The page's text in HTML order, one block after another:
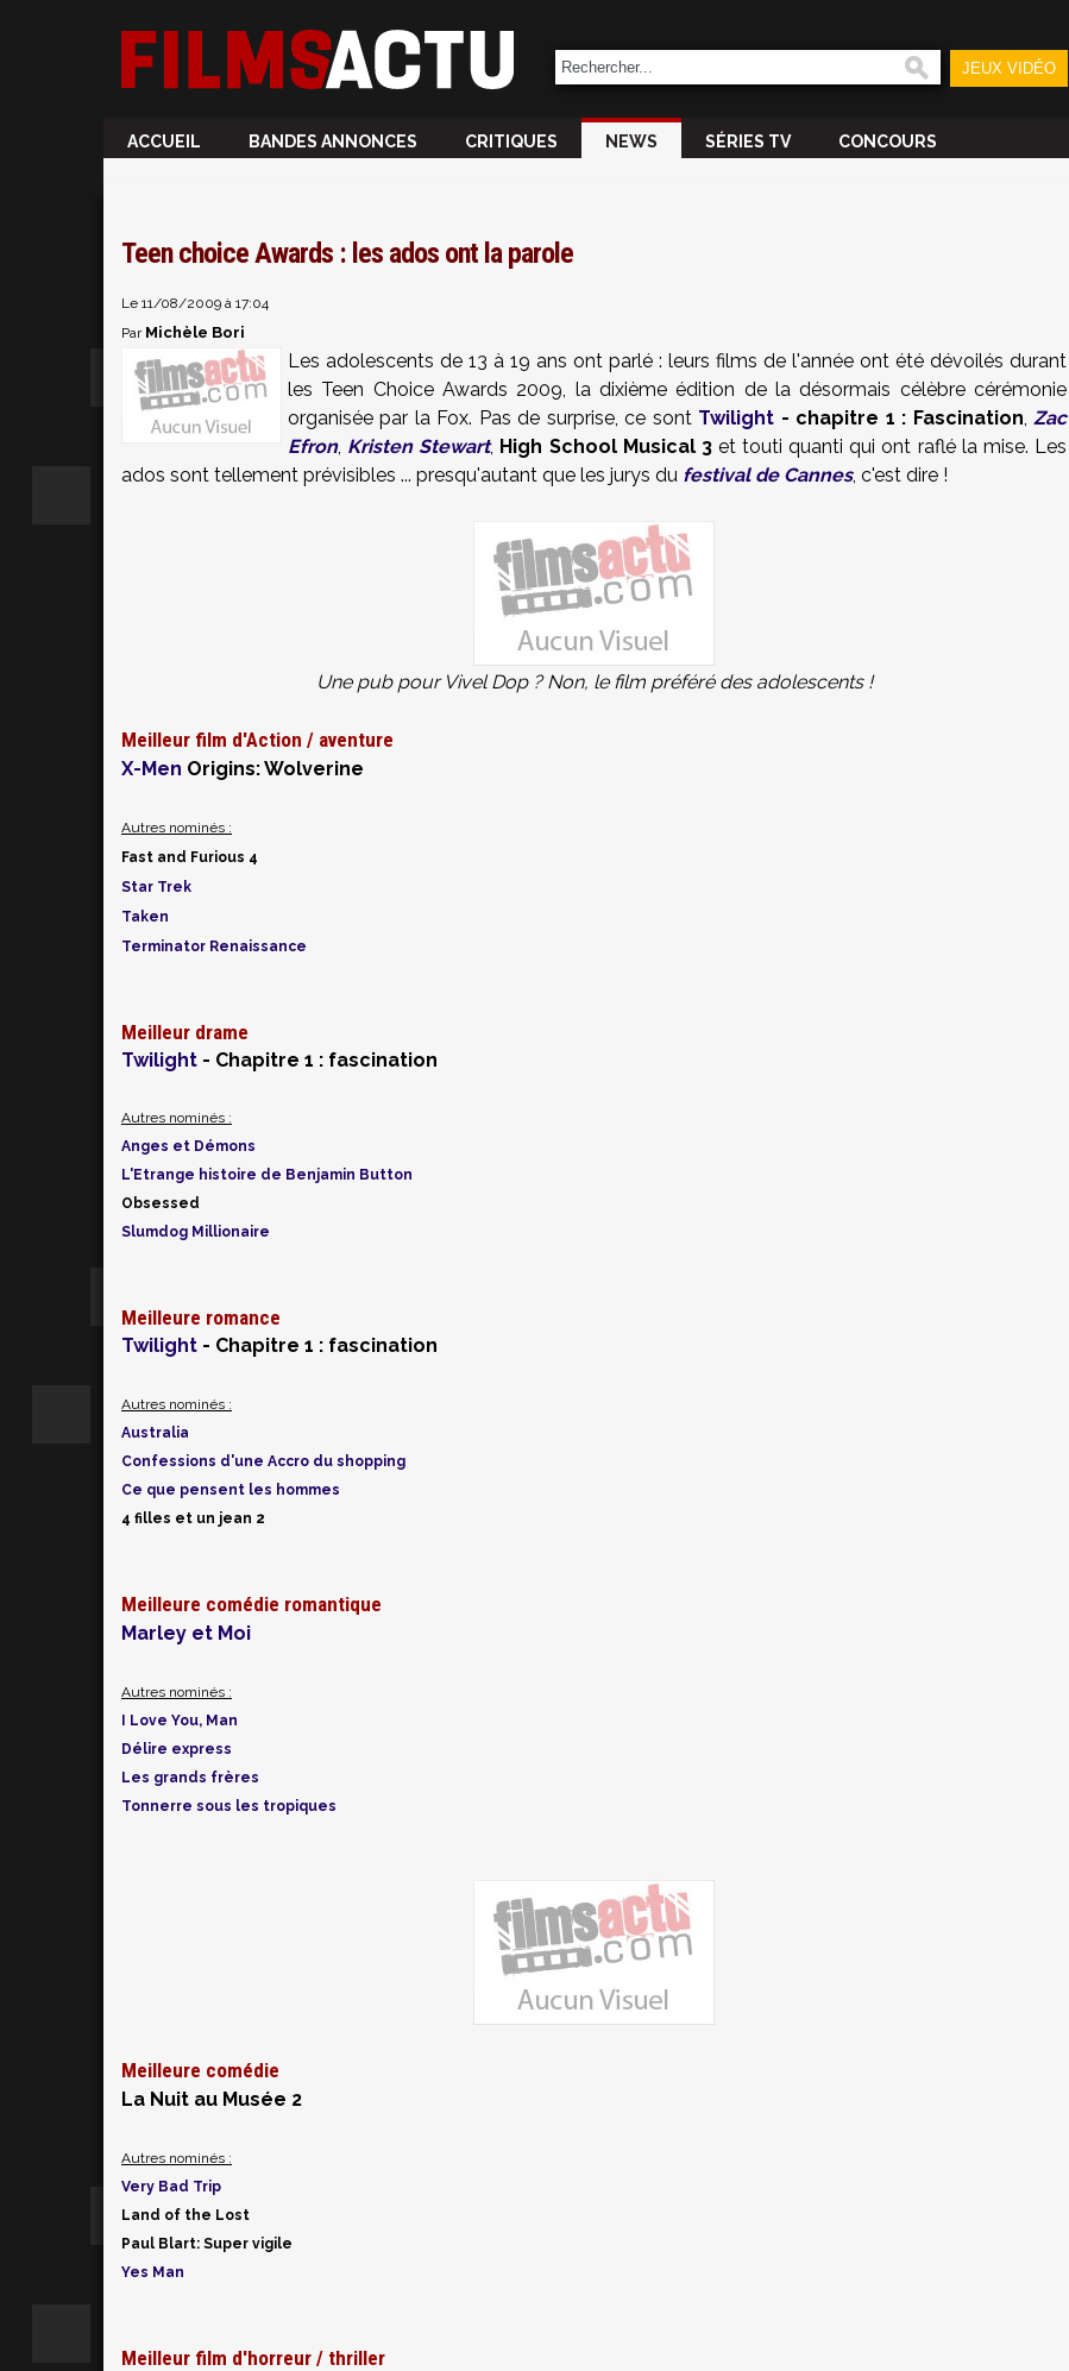
JEUX VIDÉO
ACCUEIL BANDES ANNONCES CRITIQUES NEWS SÉRIES TV CONCOURS
Teen choice Awards : les ados ont la parole
Le 11/08/2009 à 17:04
Par Michèle Bori
Les adolescents de 13 à 19 ans ont parlé : leurs films de l'année ont été dévoilés durant
les Teen Choice Awards 2009, la dixième édition de la désormais célèbre cérémonie
organisée par la Fox. Pas de surprise, ce sont Twilight - chapitre 1 : Fascination,Zac
Efron, Kristen Stewart, High School Musical 3et touti quanti qui ont raflé la mise. Les
ados sont tellement prévisibles ... presqu'autant que les jurys du festival de Cannes, c'est dire !
Une pub pour Vivel Dop ? Non, le film préféré des adolescents !
Meilleur film d'Action / aventure
X-Men Origins: Wolverine
Autres nominés :
Fast and Furious 4
Star Trek
Taken
Terminator Renaissance
Meilleur drame
Twilight - Chapitre 1 : fascination
Autres nominés :
Anges et Démons
L'Etrange histoire de Benjamin Button
Obsessed
Slumdog Millionaire
Meilleure romance
Twilight - Chapitre 1 : fascination
Autres nominés :
Australia
Confessions d'une Accro du shopping
Ce que pensent les hommes
4 filles et un jean 2
Meilleure comédie romantique
Marley et Moi
Autres nominés :
I Love You, Man
Délire express
Les grands frères
Tonnerre sous les tropiques
Meilleure comédie
La Nuit au Musée 2
Autres nominés :
Very Bad Trip
Land of the Lost
Paul Blart: Super vigile
Yes Man
Meilleur film d'horreur / thriller